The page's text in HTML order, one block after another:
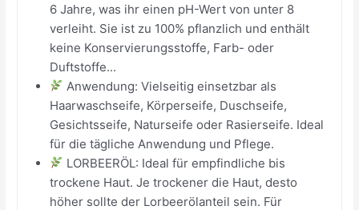
6 Jahre, was ihr einen pH-Wert von unter 8
verleiht. Sie ist zu 100% pflanzlich und enthält
keine Konservierungsstoffe, Farb- oder
Duftstoffe...
Anwendung: Vielseitig einsetzbar als
Haarwaschseife, Körperseife, Duschseife,
Gesichtsseife, Naturseife oder Rasierseife. Ideal
für die tägliche Anwendung und Pflege.
LORBEERÖL: Ideal für empfindliche bis
trockene Haut. Je trockener die Haut, desto
höher sollte der Lorbeerölanteil sein. Für